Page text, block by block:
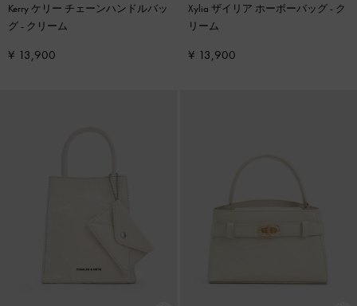
Kerry ケリー チェーンハンドルバッ
グ- クリーム
¥ 13,900
Xylia ザイリア ホーボーバッグ- ク
リーム
¥ 13,900